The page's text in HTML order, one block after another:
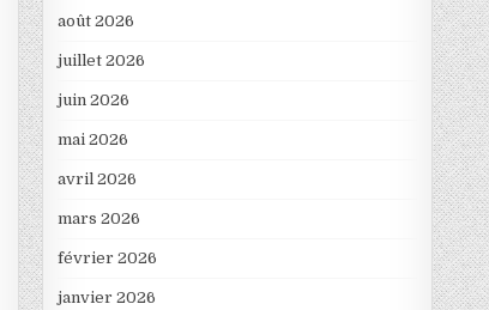
août 2026
juillet 2026
juin 2026
mai 2026
avril 2026
mars 2026
février 2026
janvier 2026